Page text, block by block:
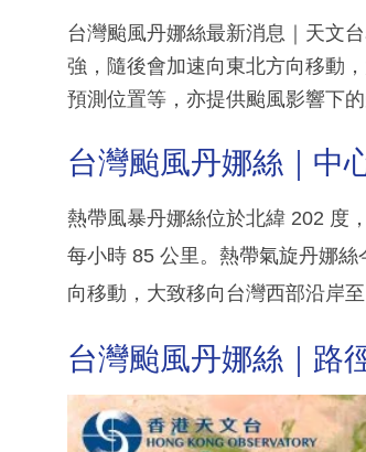
台灣颱風丹娜絲最新消息｜天文
強，隨後會加速向東北方向移動
預測位置等，亦提供颱風影響下
台灣颱風丹娜絲｜中
熱帶風暴丹娜絲位於北緯 202 度
每小時 85 公里。熱帶氣旋丹娜
向移動，大致移向台灣西部沿岸至
台灣颱風丹娜絲｜路